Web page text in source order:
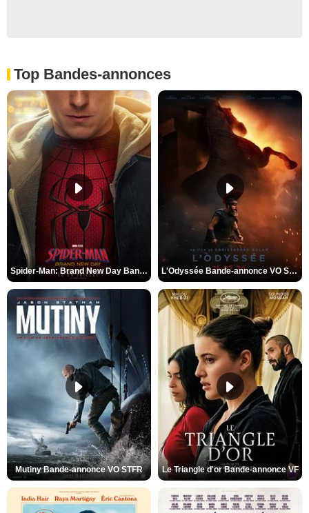
Top Bandes-annonces
Spider-Man: Brand New Day Bande-annonce VO STFR L'Odyssée Bande-annonce VO STFR
Mutiny Bande-annonce VO STFR Le Triangle d'or Bande-annonce VF